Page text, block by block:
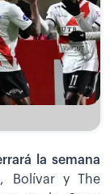
la semana
, Bolívar y The